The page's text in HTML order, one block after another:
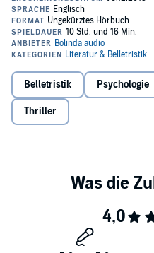
Belletristik Psychologie
Thriller